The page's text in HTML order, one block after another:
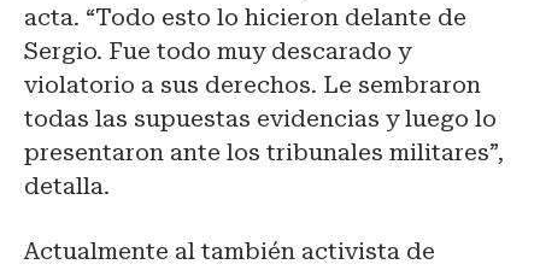
acta. “Todo esto lo hicieron delante de
Sergio. Fue todo muy descarado y
violatorio a sus derechos. Le sembraron
todas las supuestas evidencias y luego lo
presentaron ante los tribunales militares”,
detalla.
Actualmente al también activista de